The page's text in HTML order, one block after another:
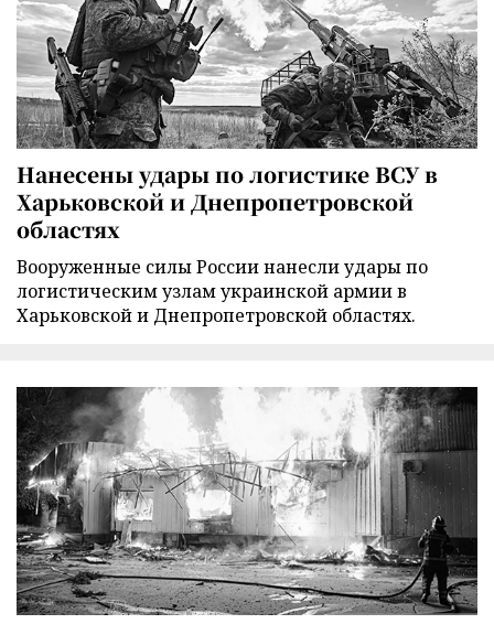
Нанесены удары по логистике ВСУ в
Харьковской и Днепропетровской
областях
Вооруженные силы России нанесли удары по
логистическим узлам украинской армии в
Харьковской и Днепропетровской областях.